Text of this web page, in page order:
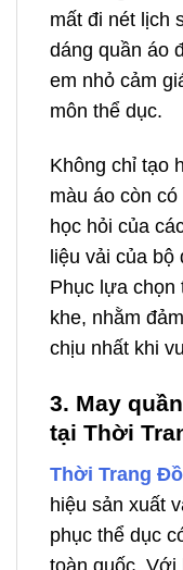
mất đi nét lịch
dáng quần áo
em nhỏ cảm
môn thể dục.
Không chỉ tạo
màu áo còn
học hỏi của
liệu vải của
Phục lựa chọn
khe, nhằm
chịu nhất khi
3. May
tại Thời
Thời Trang
hiệu sản xuất
phục thể dục
toàn quốc. Với